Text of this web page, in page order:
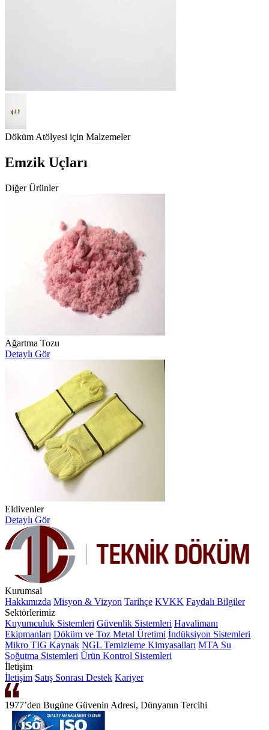
Döküm Atölyesi için Malzemeler
Emzik Uçları
Diğer Ürünler
Ağartma Tozu
Detaylı Gör
Eldivenler
Detaylı Gör
Kurumsal
Hakkımızda Misyon & Vizyon Tarihçe KVKK Faydalı Bilgiler
Sektörlerimiz
Kuyumculuk Sistemleri Güvenlik Sistemleri Havalimanı
Ekipmanları Döküm ve Toz Metal Üretimi İndüksiyon Sistemleri
Mikro TIG Kaynak NGL Temizleme Kimyasalları MTA Su
Soğutma Sistemleri Ürün Kontrol Sistemleri
İletişim
İletişim Satış Sonrası Destek Kariyer
1977’den Bugüne Güvenin Adresi, Dünyanın Tercihi